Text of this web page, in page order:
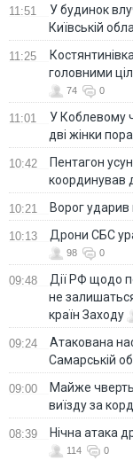
11:51
У будинок
Київській
11:25
головними
74 0
11:01
У Коблевому
дві жінки
10:42
Пентагон
координував
10:21 Ворог ударив
10:13 Дрони СБС
98 0
09:48
Дії РФ щодо
не
країн Заходу
09:24
Атакована
Самарській
09:00
Майже чверть
виїзду за
08:39 Нічна атака
114 0